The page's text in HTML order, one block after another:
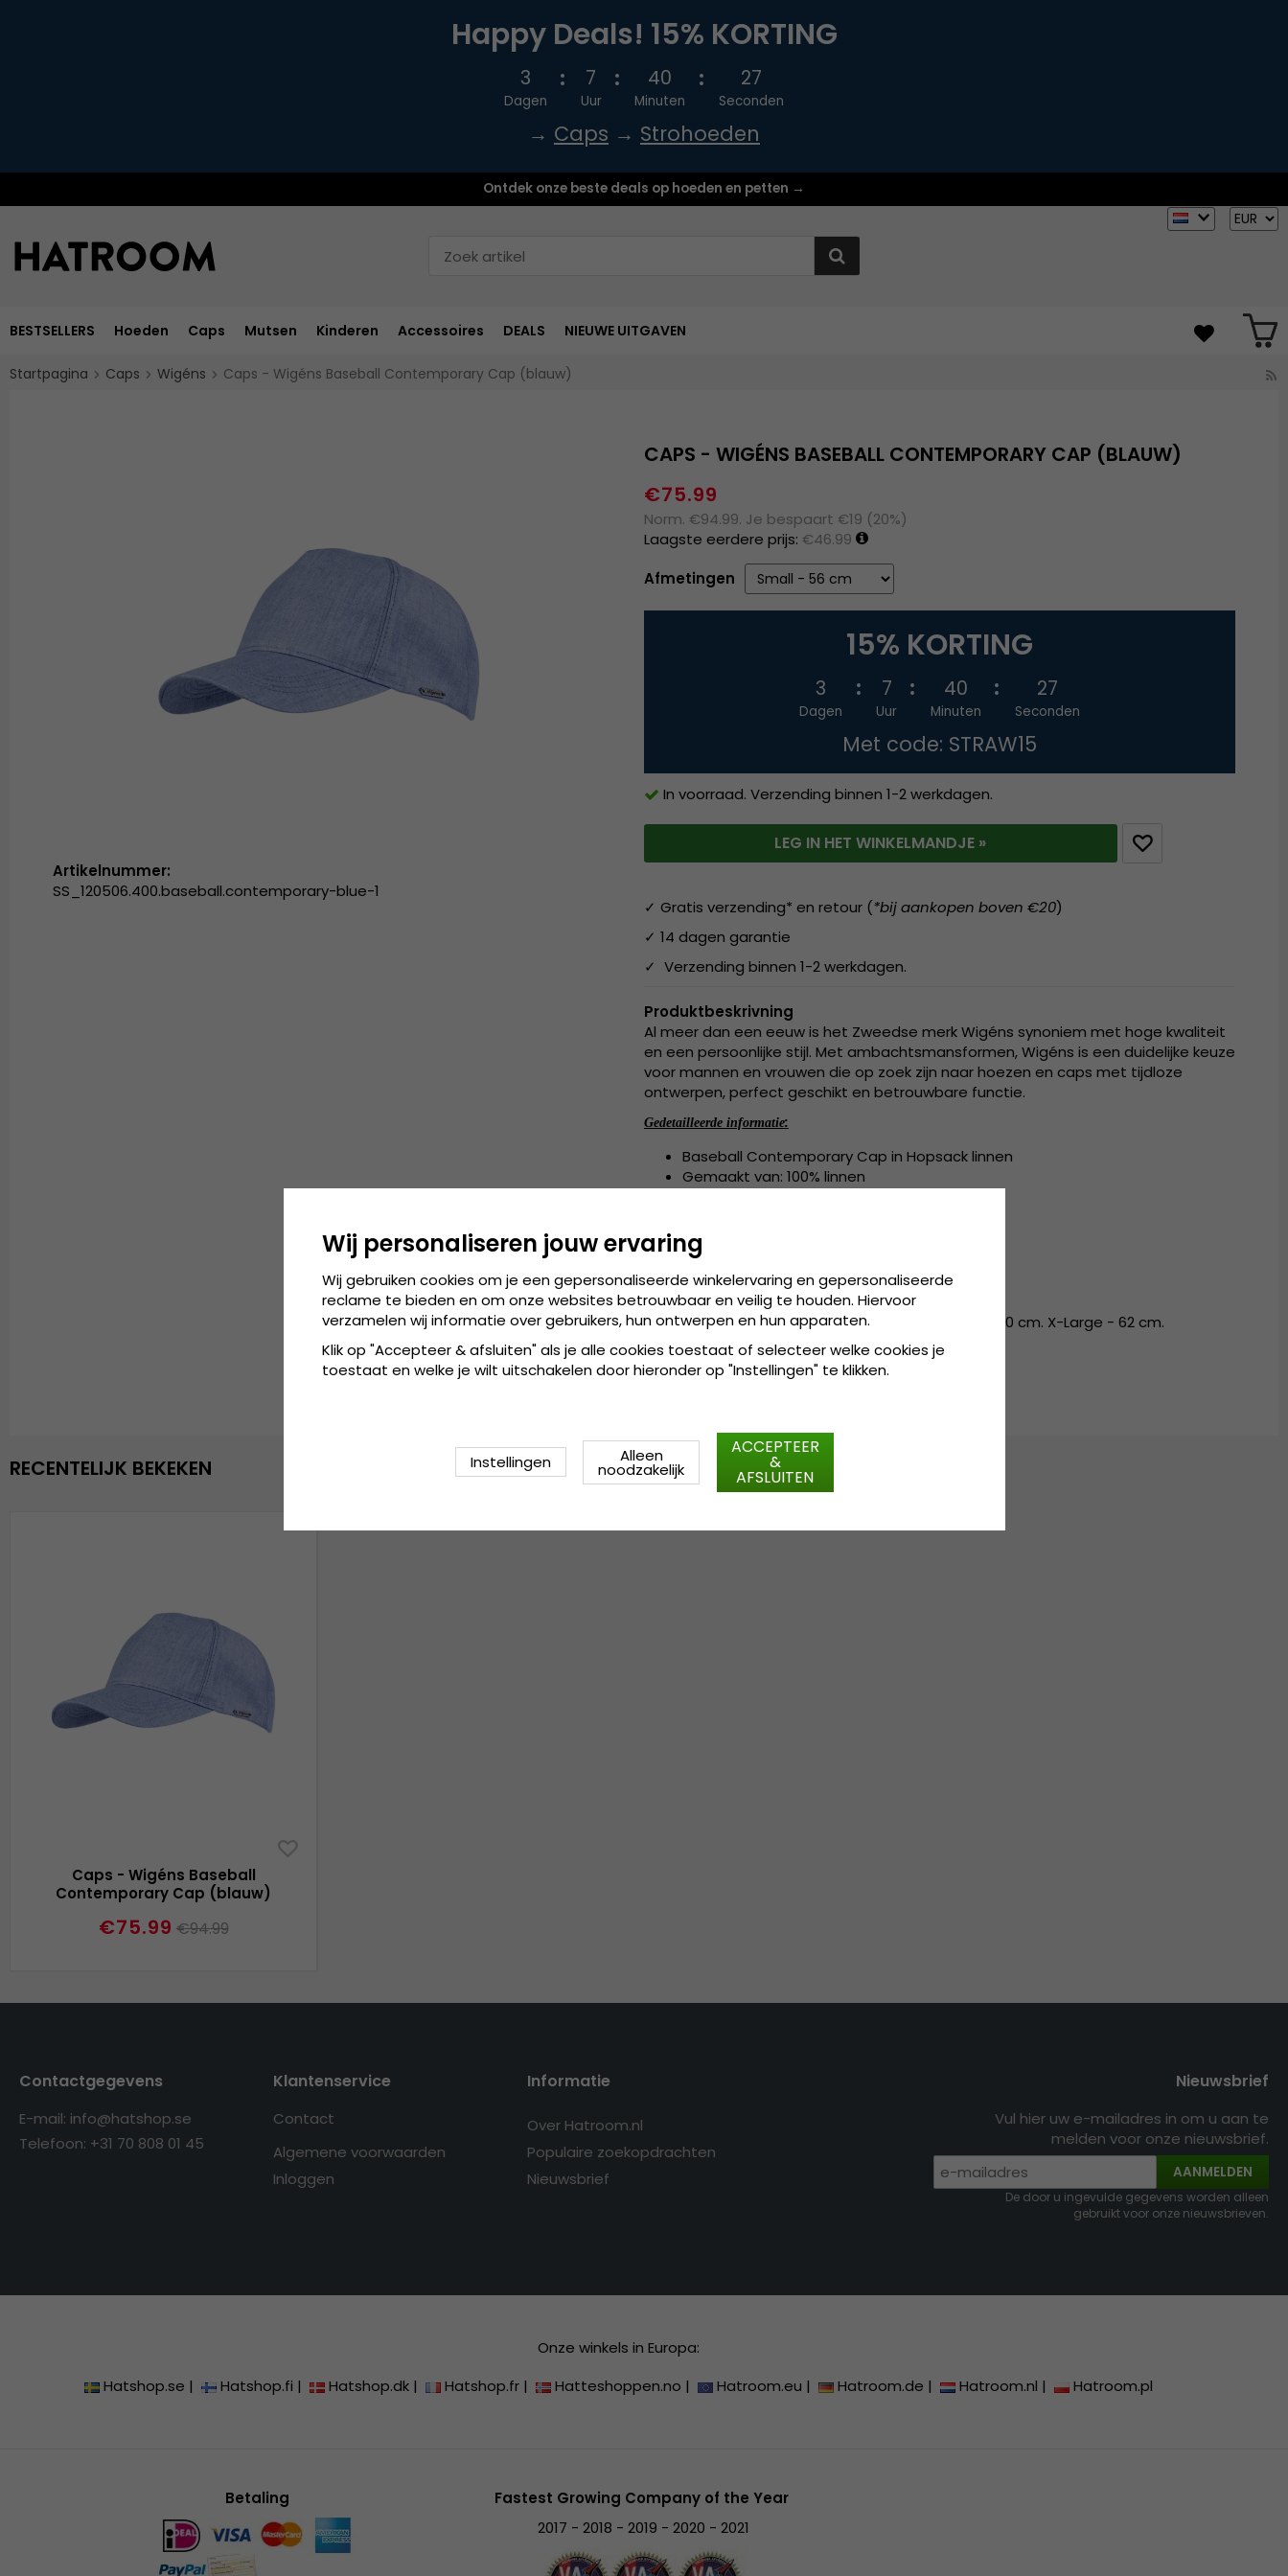
Happy Deals! 15% KORTING
3
Dagen
7
Uur
40
Minuten
26
Seconden
→ Caps → Strohoeden
Ontdek onze beste deals op hoeden en petten →
BESTSELLERS Hoeden Caps Mutsen Kinderen Accessoires DEALS NIEUWE UITGAVEN
Startpagina Caps Wigéns Caps - Wigéns Baseball Contemporary Cap (blauw)
CAPS - WIGÉNS BASEBALL CONTEMPORARY CAP (BLAUW)
€75.99
Norm. €94.99. Je bespaart €19 (20%)
Laagste eerdere prijs: €46.99
Afmetingen
15% KORTING
3
Dagen
7
Uur
40
Minuten
26
Seconden
Met code: STRAW15
In voorraad. Verzending binnen 1-2 werkdagen.
LEG IN HET WINKELMANDJE »
✓ Gratis verzending* en retour (*bij aankopen boven €20)
✓ 14 dagen garantie
✓ Verzending binnen 1-2 werkdagen.
Produktbeskrivning
Al meer dan een eeuw is het Zweedse merk Wigéns synoniem met hoge kwaliteit
en een persoonlijke stijl. Met ambachtsmansformen, Wigéns is een duidelijke keuze
voor mannen en vrouwen die op zoek zijn naar hoezen en caps met tijdloze
ontwerpen, perfect geschikt en betrouwbare functie.
Gedetailleerde informatie:
Baseball Contemporary Cap in Hopsack linnen
Gemaakt van: 100% linnen
Gemaakt van:100% linnen
Maattabel:Small - 56 cm. Medium - 58 cm. Large - 60 cm. X-Large - 62 cm.
Artikelnummer:
SS_120506.400.baseball.contemporary-blue-1
RECENTELIJK BEKEKEN
Caps - Wigéns Baseball
Contemporary Cap (blauw)
€75.99 €94.99
Contactgegevens
E-mail: info@hatshop.se
Telefoon: +31 70 808 01 45
Klantenservice
Contact
Algemene voorwaarden
Inloggen
Informatie
Over Hatroom.nl
Populaire zoekopdrachten
Nieuwsbrief
Nieuwsbrief
Vul hier uw e-mailadres in om u aan te
melden voor onze nieuwsbrief.
AANMELDEN
De door u ingevulde gegevens worden alleen
gebruikt voor onze nieuwsbrieven.
Onze winkels in Europa:
Hatshop.se | Hatshop.fi | Hatshop.dk | Hatshop.fr | Hatteshoppen.no | Hatroom.eu | Hatroom.de | Hatroom.nl | Hatroom.pl
Betaling
Fastest Growing Company of the Year
2017 - 2018 - 2019 - 2020 - 2021
Wij personaliseren jouw ervaring
Wij gebruiken cookies om je een gepersonaliseerde winkelervaring en gepersonaliseerde
reclame te bieden en om onze websites betrouwbaar en veilig te houden. Hiervoor
verzamelen wij informatie over gebruikers, hun ontwerpen en hun apparaten.
Klik op "Accepteer & afsluiten" als je alle cookies toestaat of selecteer welke cookies je
toestaat en welke je wilt uitschakelen door hieronder op "Instellingen" te klikken.
Instellingen Alleen
noodzakelijk
ACCEPTEER
&
AFSLUITEN